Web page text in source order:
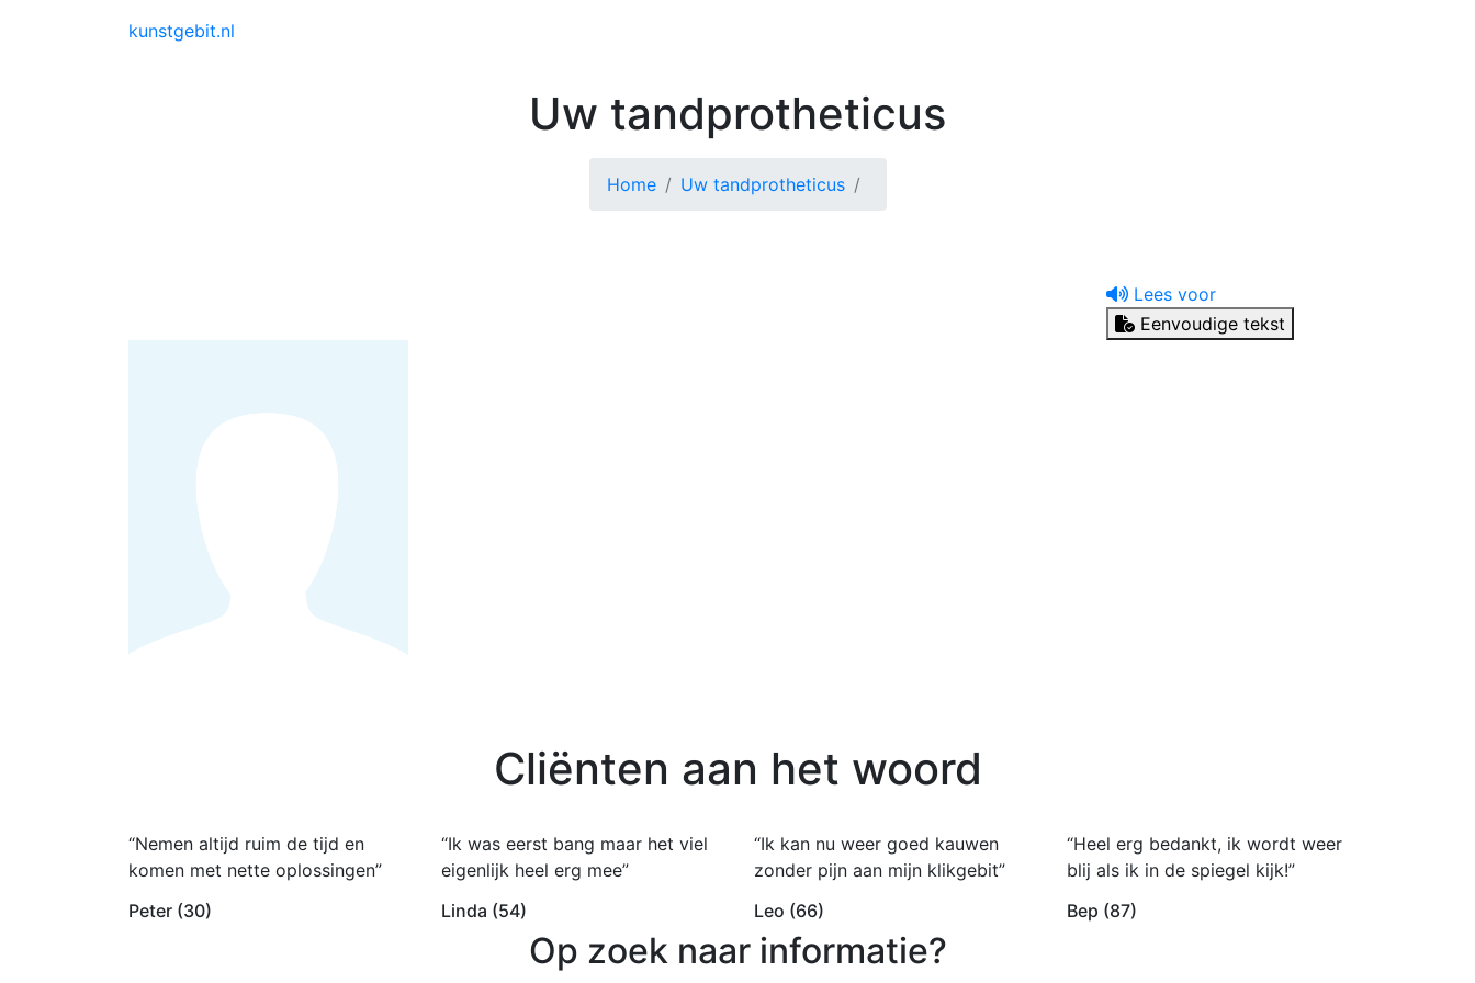
kunstgebit.nl
Uw tandprotheticus
Home Uw tandprotheticus
Lees voor
Eenvoudige tekst
Cliënten aan het woord
“Nemen altijd ruim de tijd en
komen met nette oplossingen”
Peter (30)
“Ik was eerst bang maar het viel
eigenlijk heel erg mee”
Linda (54)
“Ik kan nu weer goed kauwen
zonder pijn aan mijn klikgebit”
Leo (66)
“Heel erg bedankt, ik wordt weer
blij als ik in de spiegel kijk!”
Bep (87)
Op zoek naar informatie?